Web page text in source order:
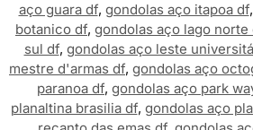
aço guara df, gondolas aço itapoa df,
botanico df, gondolas aço lago norte
sul df, gondolas aço leste
mestre d'armas df, gondolas aço
paranoa df, gondolas aço park
planaltina brasilia df, gondolas aço